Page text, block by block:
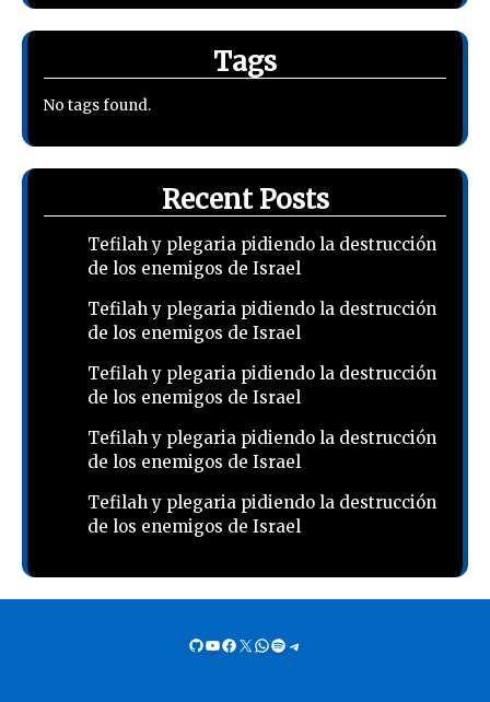
Tags
No tags found.
Recent Posts
Tefilah y plegaria pidiendo la destrucción
de los enemigos de Israel
Tefilah y plegaria pidiendo la destrucción
de los enemigos de Israel
Tefilah y plegaria pidiendo la destrucción
de los enemigos de Israel
Tefilah y plegaria pidiendo la destrucción
de los enemigos de Israel
Tefilah y plegaria pidiendo la destrucción
de los enemigos de Israel
GitHub YouTube Facebook X WhatsApp Spotify Telegram